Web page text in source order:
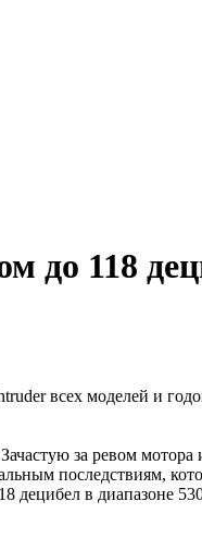
до 118
всех моделей и
за ревом
последствиям,
децибел в диапазоне